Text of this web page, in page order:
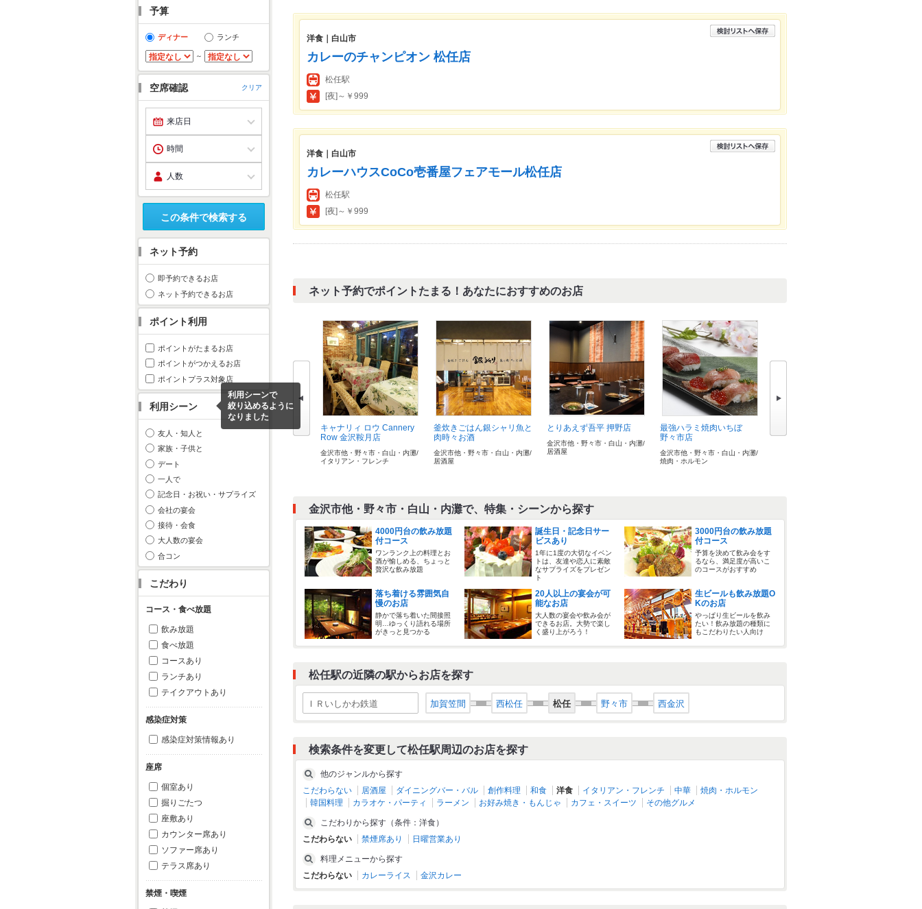
予算
ディナー ランチ
～
空席確認 クリア
この条件で検索する
ネット予約
即予約できるお店
ネット予約できるお店
ポイント利用
ポイントがたまるお店
ポイントがつかえるお店
ポイントプラス対象店
利用シーン
利用シーンで
絞り込めるように
なりました
友人・知人と
家族・子供と
デート
一人で
記念日・お祝い・サプライズ
会社の宴会
接待・会食
大人数の宴会
合コン
こだわり
コース・食べ放題
飲み放題
食べ放題
コースあり
ランチあり
テイクアウトあり
感染症対策
感染症対策情報あり
座席
個室あり
掘りごたつ
座敷あり
カウンター席あり
ソファー席あり
テラス席あり
禁煙・喫煙
洋食｜白山市
カレーのチャンピオン 松任店
松任駅
[夜]～￥999
洋食｜白山市
カレーハウスCoCo壱番屋フェアモール松任店
松任駅
[夜]～￥999
ネット予約でポイントたまる！あなたにおすすめのお店
キャナリィ ロウ Cannery
Row 金沢鞍月店
金沢市他・野々市・白山・内灘/
イタリアン・フレンチ
釜炊きごはん銀シャリ魚と
肉時々お酒
金沢市他・野々市・白山・内灘/
居酒屋
とりあえず吾平 押野店
金沢市他・野々市・白山・内灘/
居酒屋
最強ハラミ焼肉いちぼ
野々市店
金沢市他・野々市・白山・内灘/
焼肉・ホルモン
金沢市他・野々市・白山・内灘で、特集・シーンから探す
4000円台の飲み放題
付コース
ワンランク上の料理とお
酒が愉しめる、ちょっと
贅沢な飲み放題
誕生日・記念日サー
ビスあり
1年に1度の大切なイベン
トは、友達や恋人に素敵
なサプライズをプレゼン
ト
3000円台の飲み放題
付コース
予算を決めて飲み会をす
るなら、満足度が高いこ
のコースがおすすめ
落ち着ける雰囲気自
慢のお店
静かで落ち着いた間接照
明…ゆっくり語れる場所
がきっと見つかる
20人以上の宴会が可
能なお店
大人数の宴会や飲み会が
できるお店。大勢で楽し
く盛り上がろう！
生ビールも飲み放題O
Kのお店
やっぱり生ビールを飲み
たい！飲み放題の種類に
もこだわりたい人向け
松任駅の近隣の駅からお店を探す
ＩＲいしかわ鉄道 加賀笠間 西松任 松任 野々市 西金沢
検索条件を変更して松任駅周辺のお店を探す
他のジャンルから探す
こだわらない
居酒屋 ダイニングバー・バル 創作料理 和食 洋食 イタリアン・フレンチ 中華
焼肉・ホルモン
韓国料理
カラオケ・パーティ ラーメン お好み焼き・もんじゃ カフェ・スイーツ その他グルメ
こだわりから探す（条件：洋食）
こだわらない
禁煙席あり 日曜営業あり
料理メニューから探す
こだわらない
カレーライス 金沢カレー